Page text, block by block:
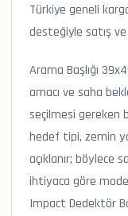
Türkiye geneli
desteğiyle satış
Arama Başlığı
amacı ve saha
seçilmesi gereken
hedef tipi, zemin
açıklanır; böylece
ihtiyaca göre model
Impact Dedektör